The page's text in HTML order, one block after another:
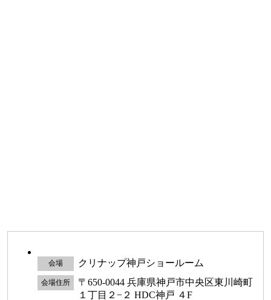
会場 クリナップ神戸ショールーム
会場住所
〒650-0044 兵庫県神戸市中央区東川崎町
１丁目２−２ HDC神戸 ４F